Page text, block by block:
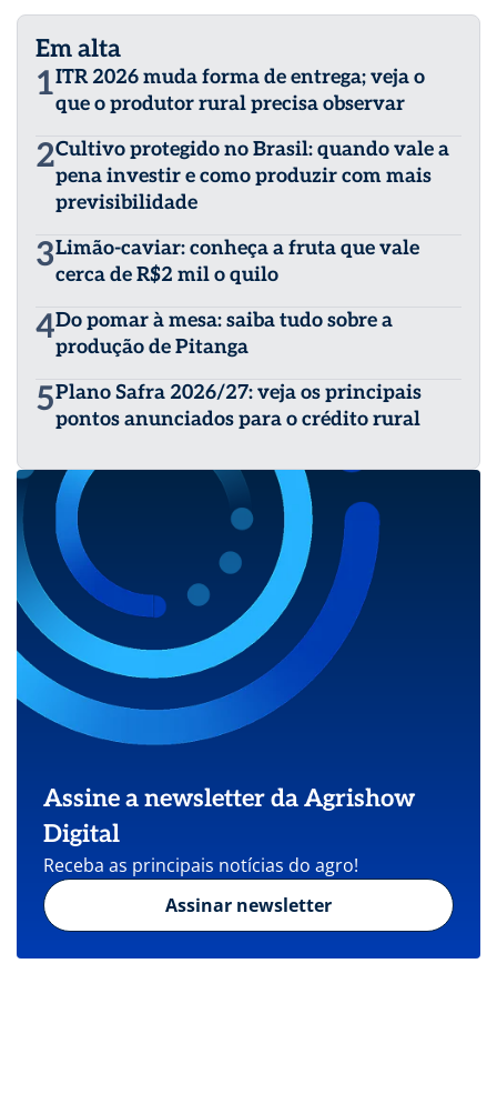
Em alta
1ITR 2026 muda forma de entrega; veja o
que o produtor rural precisa observar
2Cultivo protegido no Brasil: quando vale a
pena investir e como produzir com mais
previsibilidade
3Limão-caviar: conheça a fruta que vale
cerca de R$2 mil o quilo
4Do pomar à mesa: saiba tudo sobre a
produção de Pitanga
5Plano Safra 2026/27: veja os principais
pontos anunciados para o crédito rural
Assine a newsletter da Agrishow
Digital
Receba as principais notícias do agro!
Assinar newsletter